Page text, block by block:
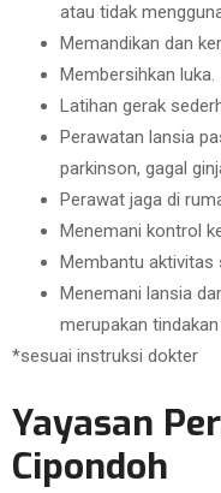
atau tidak
Memandikan dan
Membersihkan luka.
Latihan gerak
Perawatan lansia
parkinson, gagal
Perawat jaga di
Menemani kontrol
Membantu aktivitas
Menemani lansia
merupakan
*sesuai instruksi dokter
Yayasan
Cipondoh